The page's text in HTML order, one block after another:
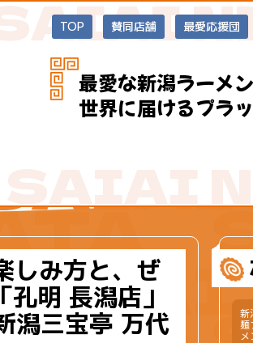
TOP 賛同店舗 最愛応援団
最愛な新潟ラーメ
世界に届けるプラ
しみ方と、ぜ
明 長潟店」
潟三宝亭 万代
新
麺